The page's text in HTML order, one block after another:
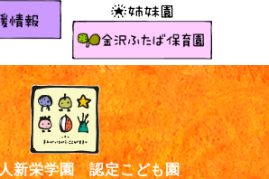
新栄学園 認定こども園